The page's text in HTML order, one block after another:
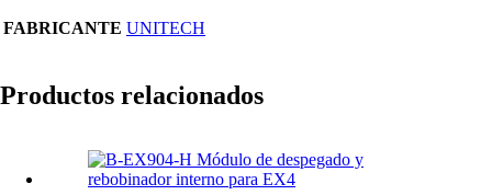
FABRICANTE UNITECH
Productos relacionados